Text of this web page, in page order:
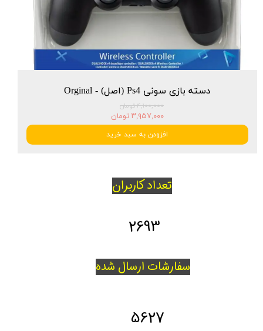
دسته بازی سونی Ps4 (اصل) - Orginal
۴,۱۰۰,۰۰۰ تومان
۳,۹۵۷,۰۰۰ تومان
افزودن به سبد خرید
تعداد کاربران
سفارشات ارسال شده
5627
2693